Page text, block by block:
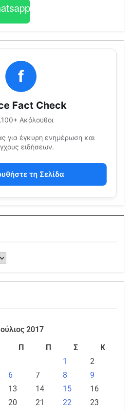
f
Fact Check
Ακόλουθοι
για έγκυρη ενημέρωση και
ειδήσεων.
τη Σελίδα
2017
Π Π Σ
Κ
1
2
6 7 8
9
13 14 15
16
20 21 22
23